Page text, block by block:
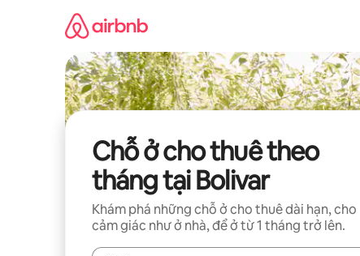
Chỗ ở cho thuê theo
tháng tại Bolivar
Khám phá những chỗ ở cho thuê dài hạn, cho
cảm giác như ở nhà, để ở từ 1 tháng trở lên.